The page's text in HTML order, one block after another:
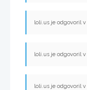
loli.us je odgovoril v
loli.us je odgovoril v
loli.us je odgovoril v